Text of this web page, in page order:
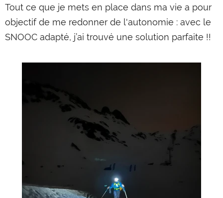
Tout ce que je mets en place dans ma vie a pour
objectif de me redonner de l'autonomie : avec le
SNOOC adapté, j’ai trouvé une solution parfaite !!